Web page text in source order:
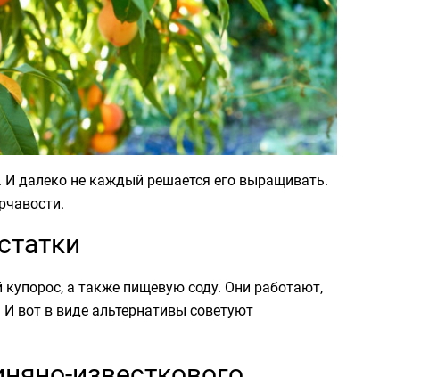
И далеко не каждый решается его выращивать.
а также пищевую соду. Они работают,
вот в виде альтернативы советуют